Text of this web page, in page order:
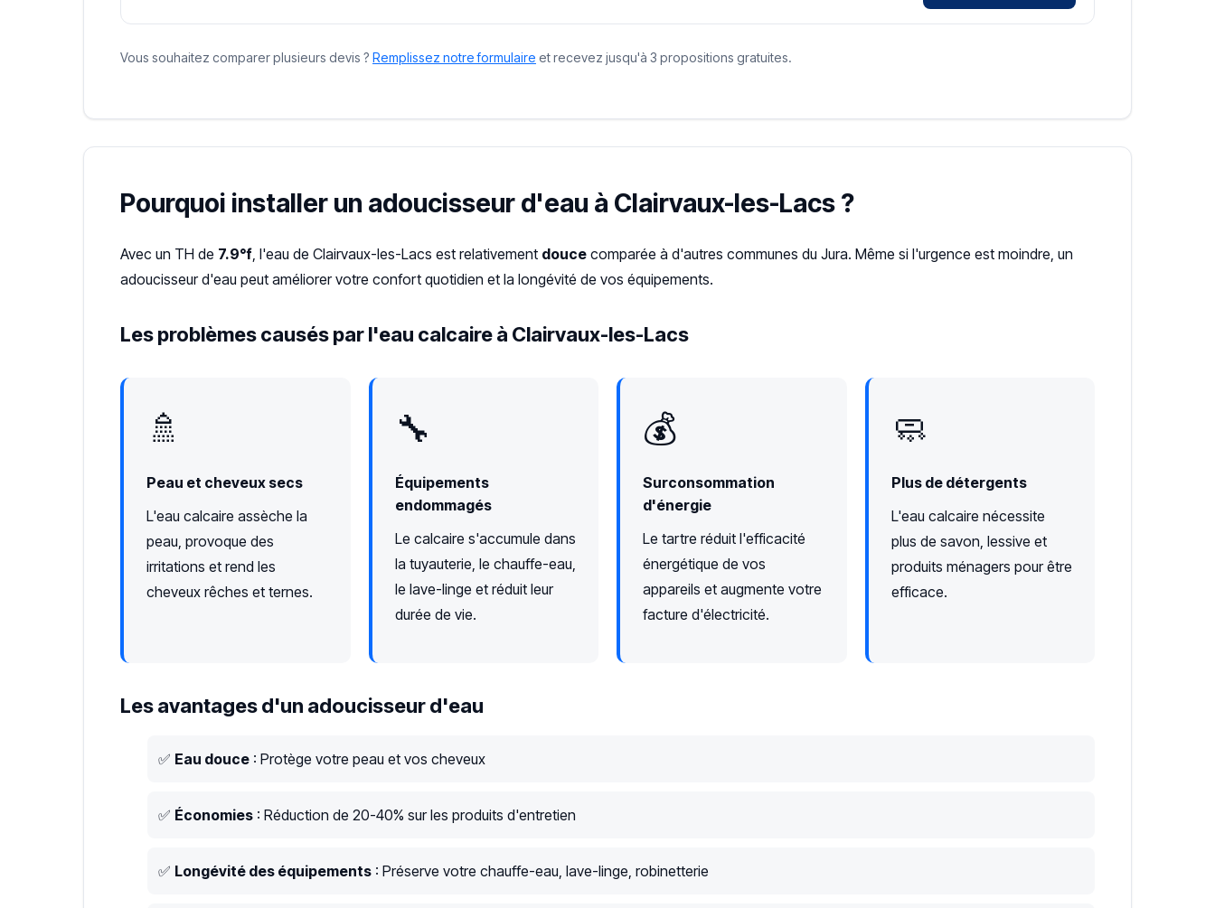
Vous souhaitez comparer plusieurs devis ? Remplissez notre formulaire et recevez jusqu'à 3 propositions gratuites.
Pourquoi installer un adoucisseur d'eau à Clairvaux-les-Lacs ?
Avec un TH de 7.9°f , l'eau de Clairvaux-les-Lacs est relativement douce comparée à d'autres communes du Jura. Même si l'urgence est moindre, un
adoucisseur d'eau peut améliorer votre confort quotidien et la longévité de vos équipements.
Les problèmes causés par l'eau calcaire à Clairvaux-les-Lacs
🚿
Peau et cheveux secs
L'eau calcaire assèche la
peau, provoque des
irritations et rend les
cheveux rêches et ternes.
🔧
Équipements
endommagés
Le calcaire s'accumule dans
la tuyauterie, le chauffe-eau,
le lave-linge et réduit leur
durée de vie.
💰
Surconsommation
d'énergie
Le tartre réduit l'efficacité
énergétique de vos
appareils et augmente votre
facture d'électricité.
🧼
Plus de détergents
L'eau calcaire nécessite
plus de savon, lessive et
produits ménagers pour être
efficace.
Les avantages d'un adoucisseur d'eau
✅ Eau douce : Protège votre peau et vos cheveux
✅ Économies : Réduction de 20-40% sur les produits d'entretien
✅ Longévité des équipements : Préserve votre chauffe-eau, lave-linge, robinetterie